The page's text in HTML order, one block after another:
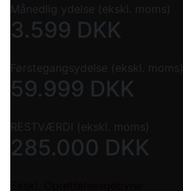
Månedlig ydelse (ekskl. moms)
3.599 DKK
Førstegangsydelse (ekskl. moms)
59.999 DKK
RESTVÆRDI (ekskl. moms)
285.000 DKK